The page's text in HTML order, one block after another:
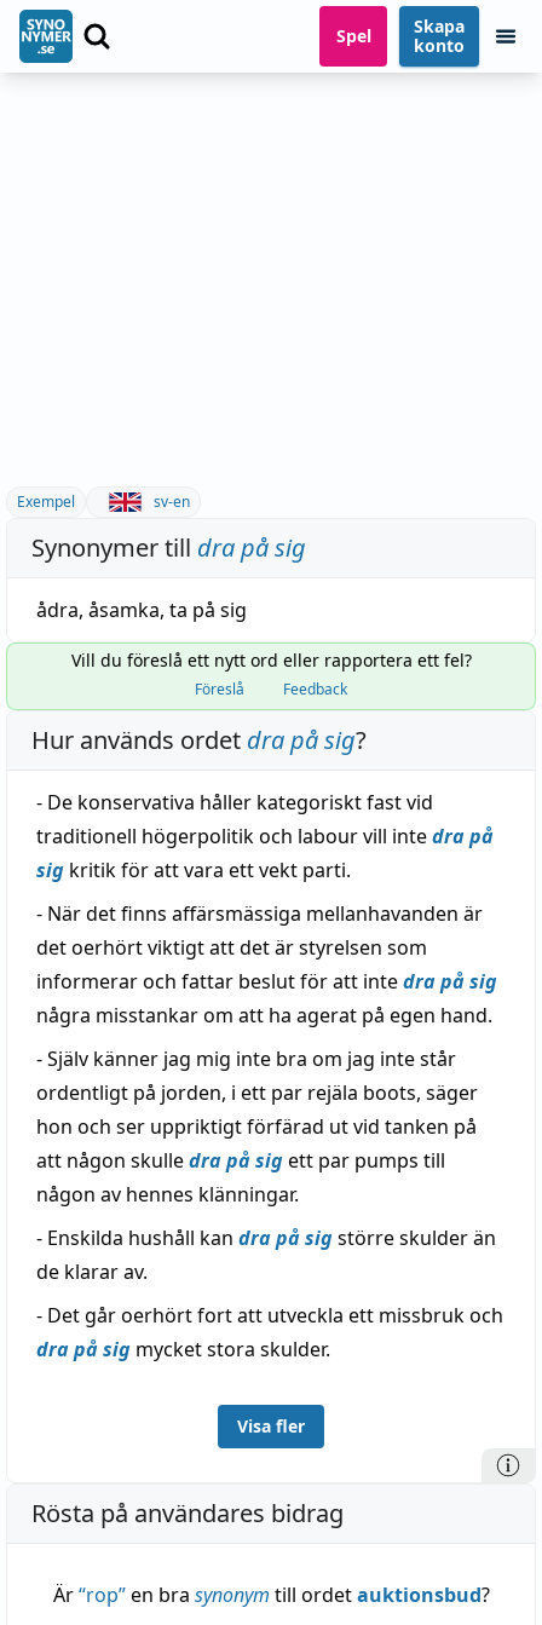
Spel
Skapa
konto
Exempel sv-en
Synonymer till dra på sig
ådra, åsamka, ta på sig
Vill du föreslå ett nytt ord eller rapportera ett fel?
Föreslå Feedback
Hur används ordet dra på sig?
- De konservativa håller kategoriskt fast vid
traditionell högerpolitik och labour vill intedra på
sig kritik för att vara ett vekt parti.
- När det finns affärsmässiga mellanhavanden är
det oerhört viktigt att det är styrelsen som
informerar och fattar beslut för att intedra på sig
några misstankar om att ha agerat på egen hand.
- Själv känner jag mig inte bra om jag inte står
ordentligt på jorden, i ett par rejäla boots, säger
hon och ser uppriktigt förfärad ut vid tanken på
att någon skulledra på sigett par pumps till
någon av hennes klänningar.
- Enskilda hushåll kan dra på sigstörre skulder än
de klarar av.
- Det går oerhört fort att utveckla ett missbruk och
dra på sig mycket stora skulder.
Visa fler
Rösta på användares bidrag
Är“rop”en bra synonym till ordetauktionsbud?